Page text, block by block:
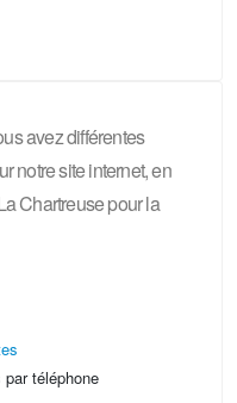
avez différentes
notre site internet, en
Chartreuse pour la
téléphone